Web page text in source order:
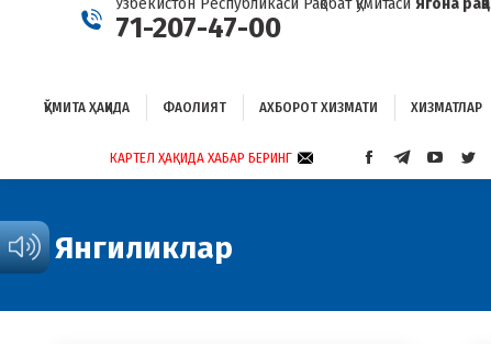
71-207-47-00
ҚЎМИТА ҲАҚИДА ФАОЛИЯТ АХБОРОТ ХИЗМАТИ ХИЗМАТЛАР
КАРТЕЛ ҲАҚИДА ХАБАР БЕРИНГ
FACEBOOKTELEGRAM
Янгиликлар